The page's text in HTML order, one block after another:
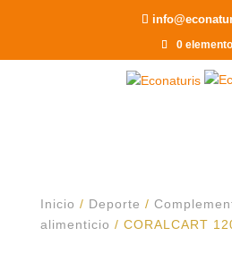
0
Inicio / Deporte /
alimenticio / CORALCART